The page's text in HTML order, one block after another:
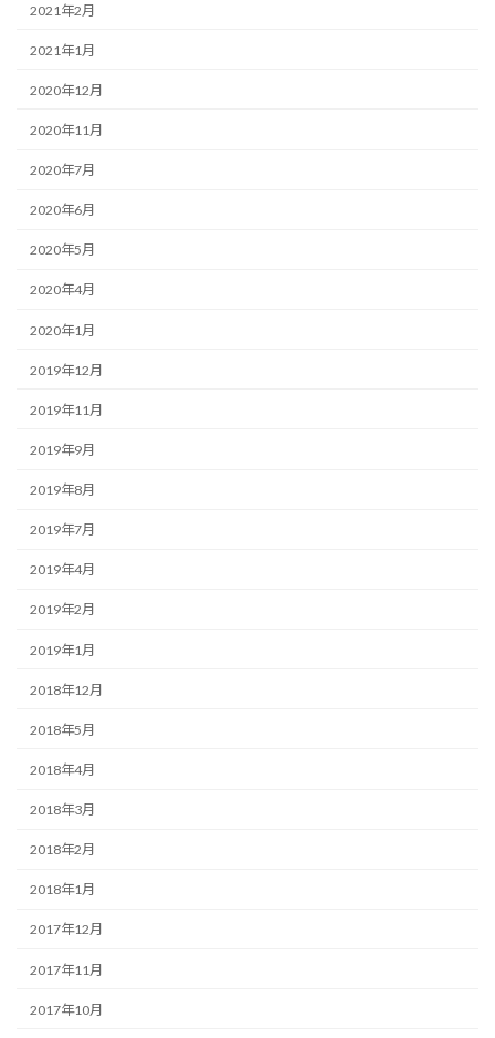
2021年2月
2021年1月
2020年12月
2020年11月
2020年7月
2020年6月
2020年5月
2020年4月
2020年1月
2019年12月
2019年11月
2019年9月
2019年8月
2019年7月
2019年4月
2019年2月
2019年1月
2018年12月
2018年5月
2018年4月
2018年3月
2018年2月
2018年1月
2017年12月
2017年11月
2017年10月